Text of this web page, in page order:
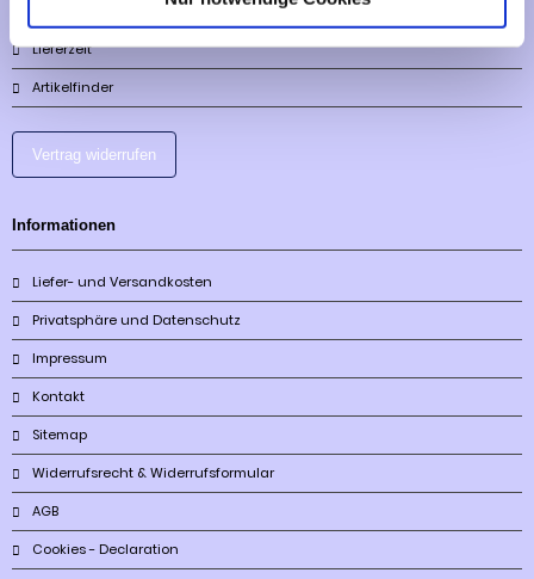
Lieferzeit
Artikelfinder
Vertrag widerrufen
Informationen
Liefer- und Versandkosten
Privatsphäre und Datenschutz
Impressum
Kontakt
Sitemap
Widerrufsrecht & Widerrufsformular
AGB
Cookies - Declaration